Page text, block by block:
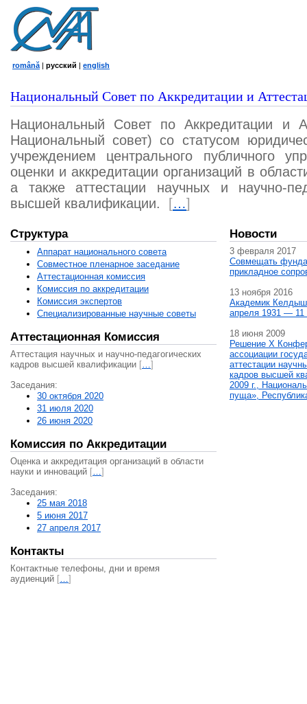
română | русский | english
Национальный Совет по Аккредитации и
Национальный Совет по Аккредитации и
Национальный совет) со статусом
учреждением центрального публичного
оценки и аккредитации организаций в
а также аттестации научных и научно-
высшей квалификации.
[…]
Структура
Аппарат национального совета
Совместное пленарное заседание
Аттестационная комисcия
Комиссия по аккредитации
Комиссия экспертов
Специализированные научные советы
Аттестационная Комиссия
Аттестация научных и научно-педагогических
кадров высшей квалификации […]
Заседания:
30 октября 2020
31 июля 2020
26 июня 2020
Комиссия по Аккредитации
Оценка и аккредитация организаций в области
науки и инноваций […]
Заседания:
25 мая 2018
5 июня 2017
27 апреля 2017
Контакты
Контактные телефоны, дни и время
аудиенций […]
Новости
3 февраля 2017
Совмещать
прикладное
13 ноября 2016
Академик
апреля 1931 — 11
18 июня 2009
Решение X
ассоциации
аттестации
кадров высшей
2009 г.,
пуща»,